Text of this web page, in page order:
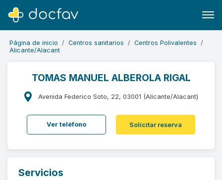
Página de inicio Centros sanitarios
Centros Polivalentes
Alicante/Alacant
TOMAS MANUEL ALBEROLA RIGAL
Avenida Federico Soto, 22, 03001 (Alicante/Alacant)
Ver teléfono Solicitar reserva
Servicios